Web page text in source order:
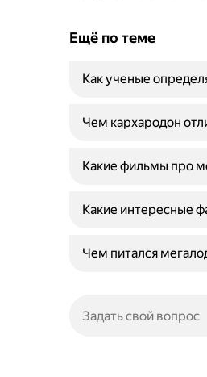
Ещё по теме
Как ученые
Чем кархародон
Какие фильмы про
Какие интересные
Чем питался